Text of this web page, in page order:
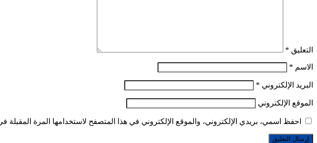
التعليق *
الاسم *
البريد الإلكتروني *
الموقع الإلكتروني
احفظ اسمي، بريدي الإلكتروني، والموقع الإلكتروني في هذا المتصفح لاستخدامها المرة المقبلة